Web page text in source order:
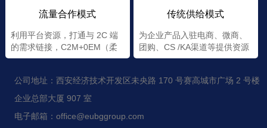
流量合作模式
利用平台资源，打通与 2C 端
的需求链接，C2M+0EM（柔
性+定制）
传统供给模式
为企业产品入驻电商、微商、
团购、CS /KA渠道等提供资源
公司地址：西安经济技术开发区未央路 170 号赛高城市广场 2 号楼
企业总部大厦 907 室
电子邮箱：office@eubggroup.com